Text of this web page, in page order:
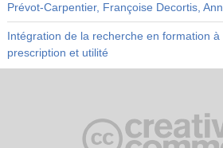
Prévot‑Carpentier, Françoise Decortis,
Intégration de la recherche en formation à
prescription et utilité